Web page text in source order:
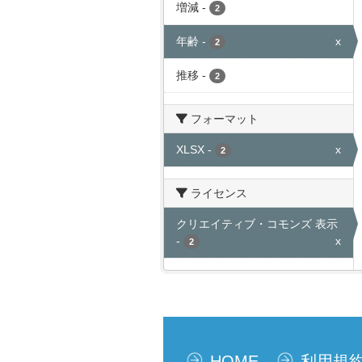
増減 - 2
年齢 - 2 x
推移 - 2
フォーマット
XLSX - 2 x
ライセンス
クリエイティブ・コモンズ 表示
-
2 x